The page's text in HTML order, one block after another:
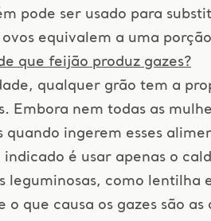
pode ser usado para
ovos equivalem a uma
que feijão produz gazes?
qualquer grão tem a
Embora nem todas as
quando ingerem esses
indicado é usar apenas o
leguminosas, como lentilha
o que causa os gazes são as